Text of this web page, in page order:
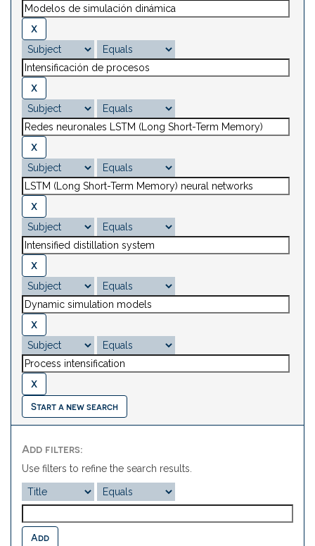
Start a new search
Add filters:
Use filters to refine the search results.